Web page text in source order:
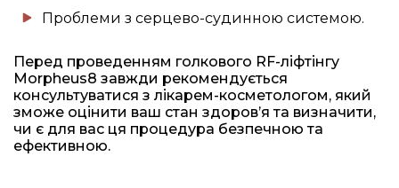
Проблеми з серцево-судинною системою.
Перед проведенням голкового RF-ліфтінгу
Morpheus8 завжди рекомендується
консультуватися з лікарем-косметологом, який
зможе оцінити ваш стан здоров’я та визначити,
чи є для вас ця процедура безпечною та
ефективною.